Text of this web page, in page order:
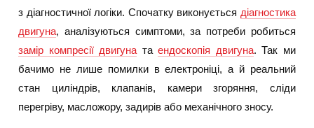
з діагностичної логіки. Спочатку виконується діагностика
двигуна, аналізуються симптоми, за потреби робиться
замір компресії двигуна таендоскопія двигуна. Так ми
бачимо не лише помилки в електроніці, а й реальний
стан циліндрів, клапанів, камери згоряння, сліди
перегріву, масложору, задирів або механічного зносу.